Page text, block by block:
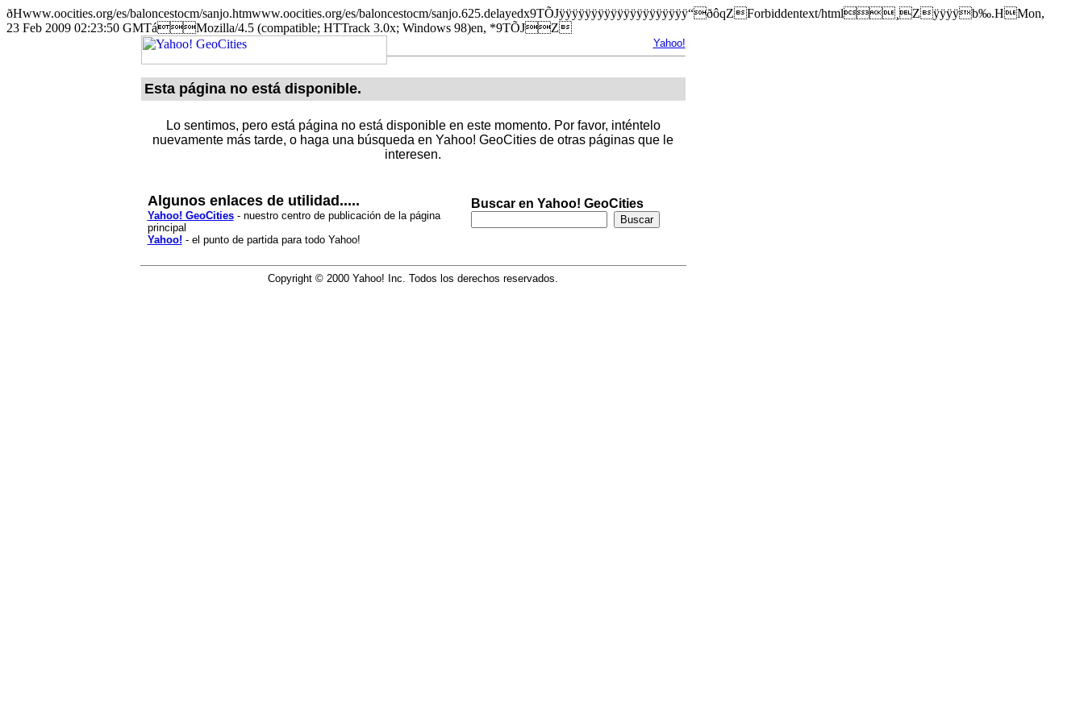
ðHwww.oocities.org/es/baloncestocm/sanjo.htmwww.oocities.org/es/baloncestocm/sanjo.625.delayedx9TÕJÿÿÿÿÿÿÿÿÿÿÿÿÿÿÿÿÿÿÿÿ“ðôqZForbiddentext/html¸Zÿÿÿÿb‰.HMon,
23 Feb 2009 02:23:50 GMTáMozilla/4.5 (compatible; HTTrack 3.0x; Windows 98)en, *9TÕJZ
Yahoo!
Esta página no está disponible.
Lo sentimos, pero está página no está disponible en este momento. Por favor, inténtelo
nuevamente más tarde, o haga una búsqueda en Yahoo! GeoCities de otras páginas que le
interesen.
Algunos enlaces de utilidad.....
Yahoo! GeoCities- nuestro centro de publicación de la página
principal
Yahoo! - el punto de partida para todo Yahoo!
Buscar en Yahoo! GeoCities
Copyright © 2000 Yahoo! Inc. Todos los derechos reservados.